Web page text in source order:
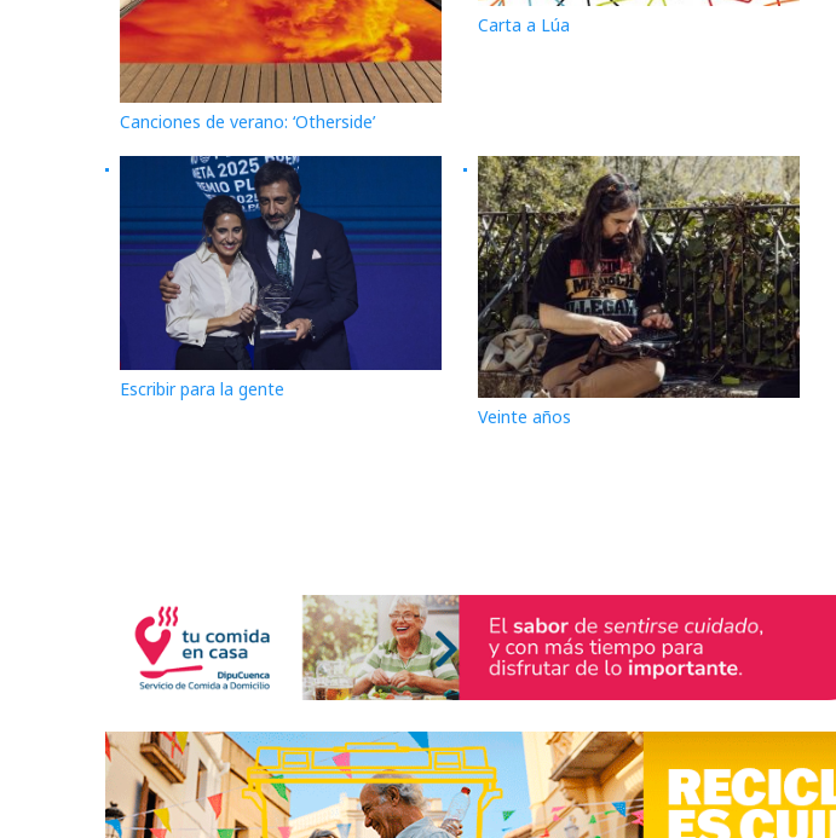
Canciones de verano: ‘Otherside’
Carta a Lúa
Escribir para la gente
Veinte años